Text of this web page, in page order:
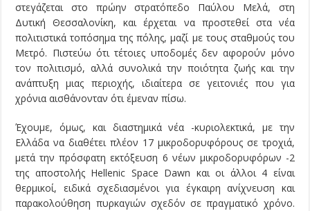
στεγάζεται στο πρώην στρατόπεδο Παύλου Μελά, στη
Δυτική Θεσσαλονίκη, και έρχεται να προστεθεί στα νέα
πολιτιστικά τοπόσημα της πόλης, μαζί με τους σταθμούς του
Μετρό. Πιστεύω ότι τέτοιες υποδομές δεν αφορούν μόνο
τον πολιτισμό, αλλά συνολικά την ποιότητα ζωής και την
ανάπτυξη μιας περιοχής, ιδιαίτερα σε γειτονιές που για
χρόνια αισθάνονταν ότι έμεναν πίσω.
Έχουμε, όμως, και διαστημικά νέα -κυριολεκτικά, με την
Ελλάδα να διαθέτει πλέον 17 μικροδορυφόρους σε τροχιά,
μετά την πρόσφατη εκτόξευση 6 νέων μικροδορυφόρων -2
της αποστολής Hellenic Space Dawn και οι άλλοι 4 είναι
θερμικοί, ειδικά σχεδιασμένοι για έγκαιρη ανίχνευση και
παρακολούθηση πυρκαγιών σχεδόν σε πραγματικό χρόνο.